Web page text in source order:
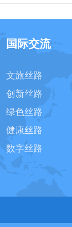
国际交流
文旅丝路
创新丝路
绿色丝路
健康丝路
数字丝路